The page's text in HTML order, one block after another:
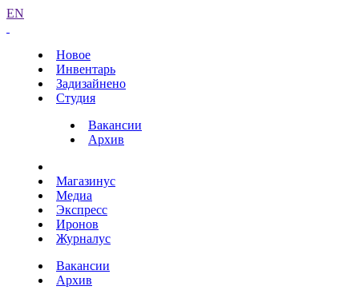
EN
Новое
Инвентарь
Задизайнено
Студия
Вакансии
Архив
Магазинус
Медиа
Экспресс
Иронов
Журналус
Вакансии
Архив